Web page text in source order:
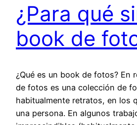
¿Para qué
book de
¿Qué es un book de fotos? En
de fotos es una colección de
habitualmente retratos, en los
una persona. En algunos